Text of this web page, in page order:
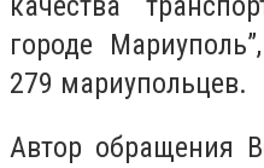
городе
279 мариупольцев.
Автор обращения